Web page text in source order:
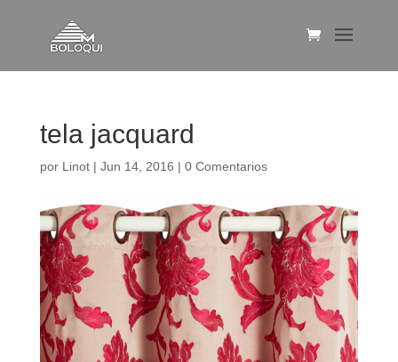
tela jacquard
por Linot| Jun 14, 2016 | 0 Comentarios